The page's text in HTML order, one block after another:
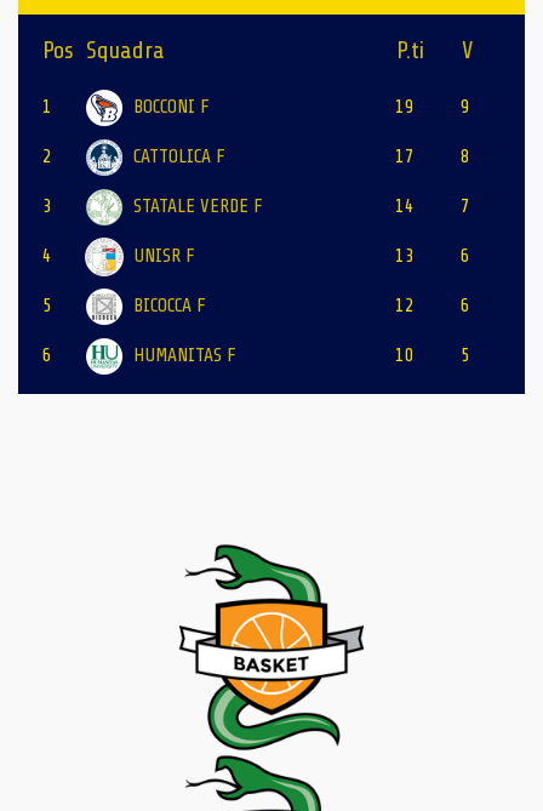
Pos Squadra P.ti V
1 BOCCONI F 19 9
2 CATTOLICA F 17 8
3 STATALE VERDE F 14 7
4 UNISR F 13 6
5 BICOCCA F 12 6
6 HUMANITAS F 10 5